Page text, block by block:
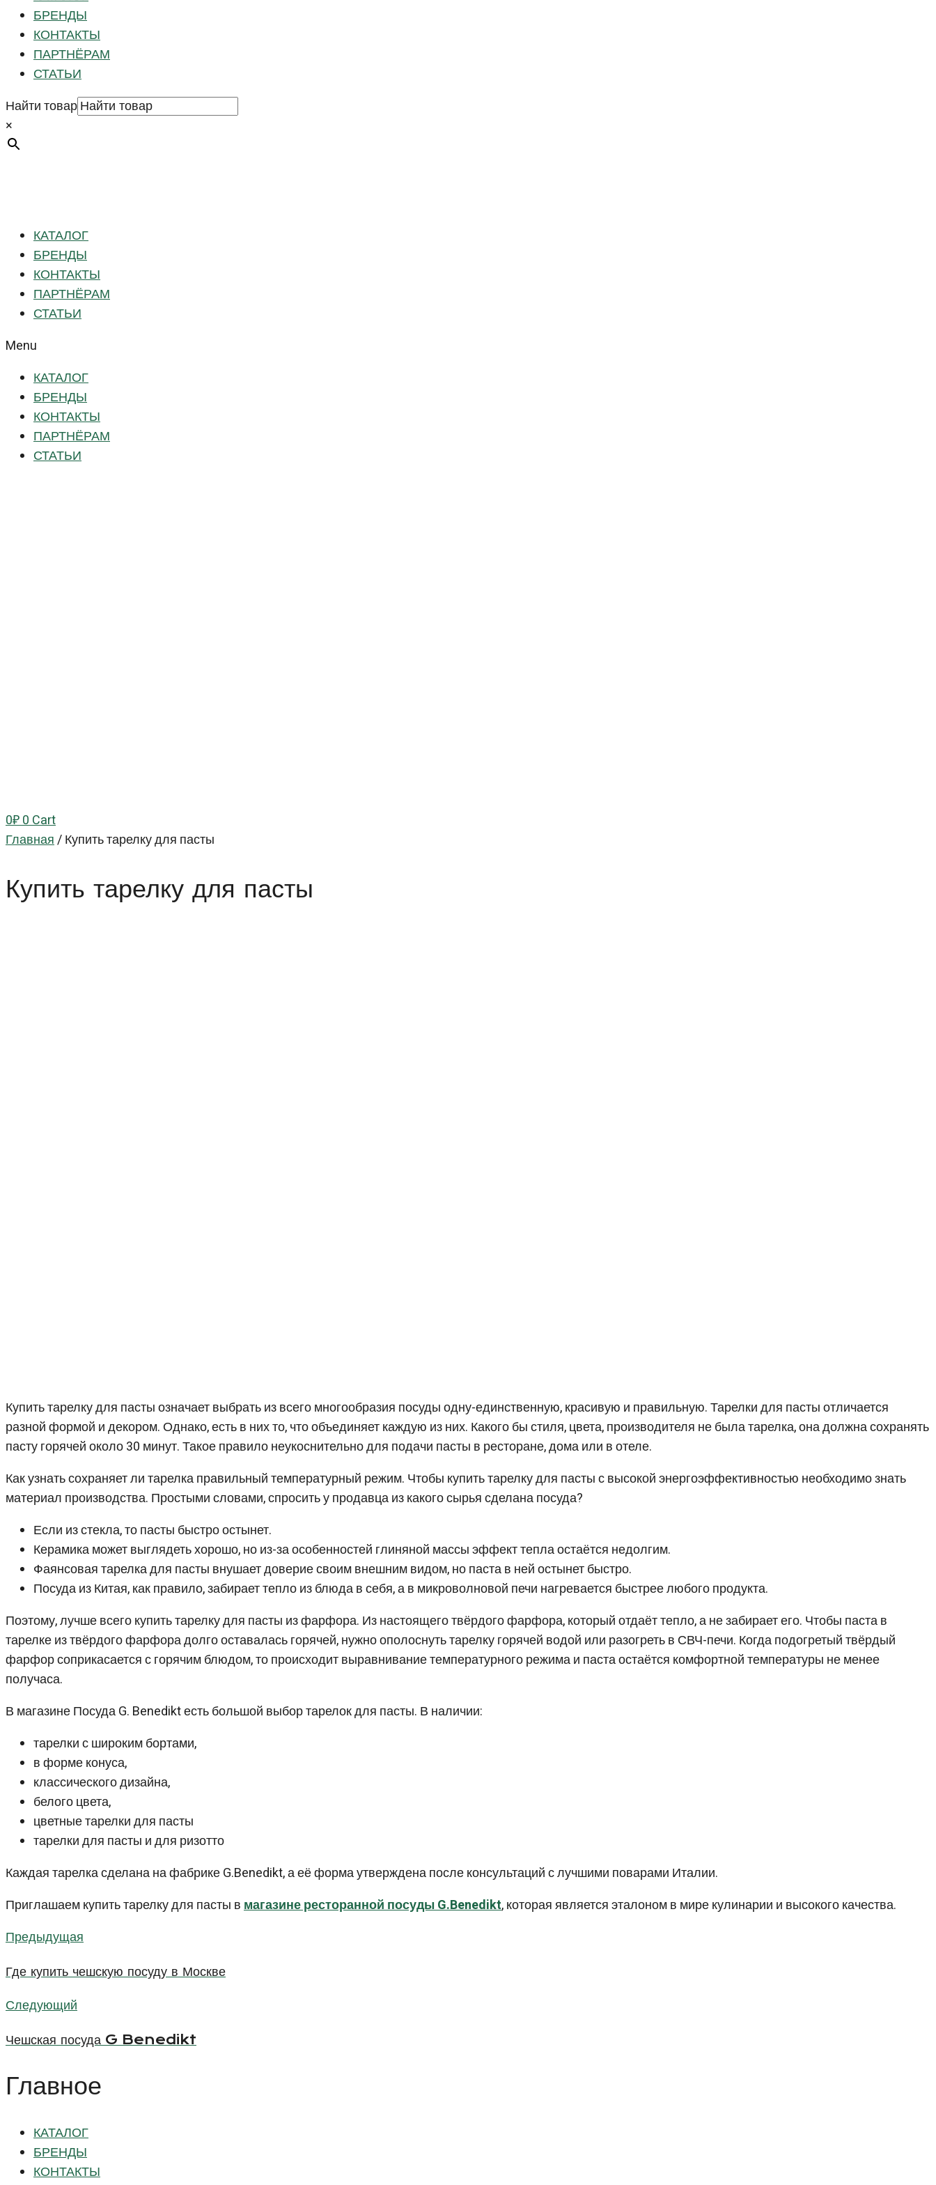
БРЕНДЫ
КОНТАКТЫ
ПАРТНЁРАМ
СТАТЬИ
Найти товар
×
КАТАЛОГ
БРЕНДЫ
КОНТАКТЫ
ПАРТНЁРАМ
СТАТЬИ
Menu
КАТАЛОГ
БРЕНДЫ
КОНТАКТЫ
ПАРТНЁРАМ
СТАТЬИ
0₽0Cart
Главная/Купить тарелку для пасты
Купить тарелку для пасты
Купить тарелку для пасты означает выбрать из всего многообразия посуды одну-единственную, красивую и правильную. Тарелки для пасты отличается
разной формой и декором. Однако, есть в них то, что объединяет каждую из них. Какого бы стиля, цвета, производителя не была тарелка, она должна сохранять
пасту горячей около 30 минут. Такое правило неукоснительно для подачи пасты в ресторане, дома или в отеле.
Как узнать сохраняет ли тарелка правильный температурный режим. Чтобы купить тарелку для пасты с высокой энергоэффективностью необходимо знать
материал производства. Простыми словами, спросить у продавца из какого сырья сделана посуда?
Если из стекла, то пасты быстро остынет.
Керамика может выглядеть хорошо, но из-за особенностей глиняной массы эффект тепла остаётся недолгим.
Фаянсовая тарелка для пасты внушает доверие своим внешним видом, но паста в ней остынет быстро.
Посуда из Китая, как правило, забирает тепло из блюда в себя, а в микроволновой печи нагревается быстрее любого продукта.
Поэтому, лучше всего купить тарелку для пасты из фарфора. Из настоящего твёрдого фарфора, который отдаёт тепло, а не забирает его. Чтобы паста в
тарелке из твёрдого фарфора долго оставалась горячей, нужно ополоснуть тарелку горячей водой или разогреть в СВЧ-печи. Когда подогретый твёрдый
фарфор соприкасается с горячим блюдом, то происходит выравнивание температурного режима и паста остаётся комфортной температуры не менее
получаса.
В магазине Посуда G. Benedikt есть большой выбор тарелок для пасты. В наличии:
тарелки с широким бортами,
в форме конуса,
классического дизайна,
белого цвета,
цветные тарелки для пасты
тарелки для пасты и для ризотто
Каждая тарелка сделана на фабрике G.Benedikt, а её форма утверждена после консультаций с лучшими поварами Италии.
Приглашаем купить тарелку для пасты вмагазине ресторанной посуды G.Benedikt, которая является эталоном в мире кулинарии и высокого качества.
Навигация
по
записям
Предыдущая
Предыдущая
Где купить чешскую посуду в Москве
Следующий
Следующий
Чешская посуда G Benedikt
Главное
КАТАЛОГ
БРЕНДЫ
КОНТАКТЫ